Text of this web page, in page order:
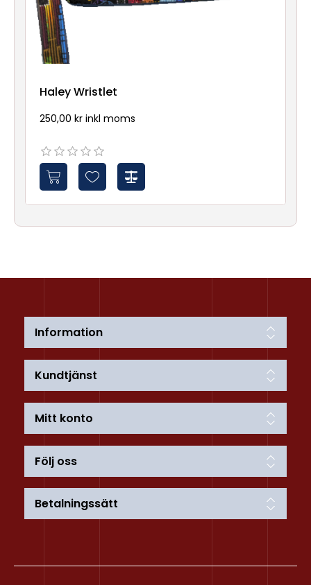
Haley Wristlet
250,00 kr inkl moms
Information
Kundtjänst
Mitt konto
Följ oss
Betalningssätt